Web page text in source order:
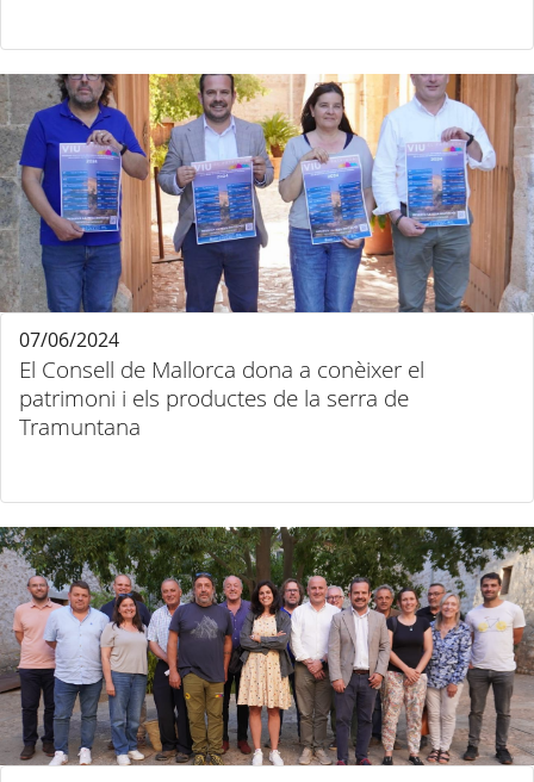
El Consell de Mallorca dona a conèixer el
patrimoni i els productes de la serra de
Tramuntana
07/06/2024